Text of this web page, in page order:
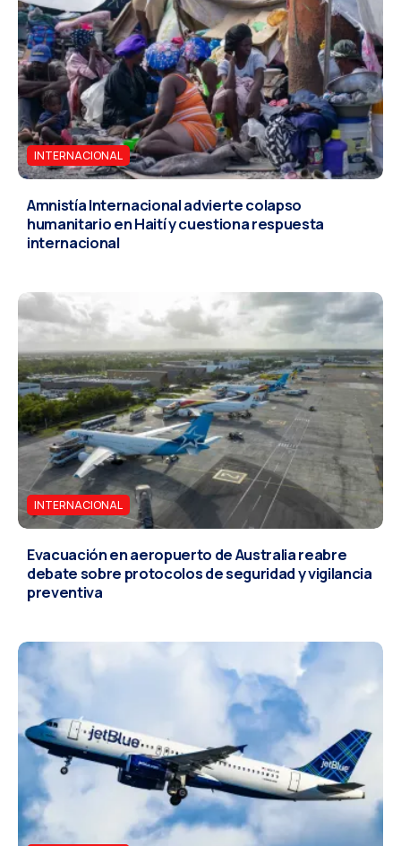
INTERNACIONAL
Amnistía Internacional advierte colapso
humanitario en Haití y cuestiona respuesta
internacional
INTERNACIONAL
Evacuación en aeropuerto de Australia reabre
debate sobre protocolos de seguridad y vigilancia
preventiva